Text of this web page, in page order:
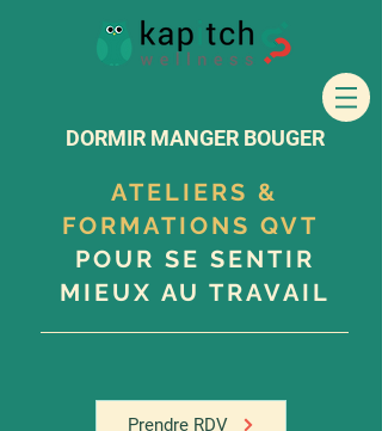
DORMIR MANGER BOUGER
ATELIERS &
FORMATIONS QVT
POUR SE SENTIR
MIEUX AU TRAVAIL
Prendre RDV